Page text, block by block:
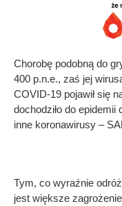
Chorobę podobną do
400 p.n.e., zaś jej
COVID-19 pojawił się
dochodziło do
inne koronawirusy –
Tym, co wyraźnie
jest większe